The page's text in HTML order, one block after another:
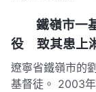
警察突然翻牆而
將她和三名基督
鐵嶺市一
役 致其患上
遼寧省鐵嶺市的
基督徒。 2003